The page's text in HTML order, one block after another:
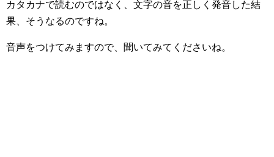
カタカナで読むのではなく、文字の音を正しく発音した結
果、そうなるのですね。
音声をつけてみますので、聞いてみてくださいね。